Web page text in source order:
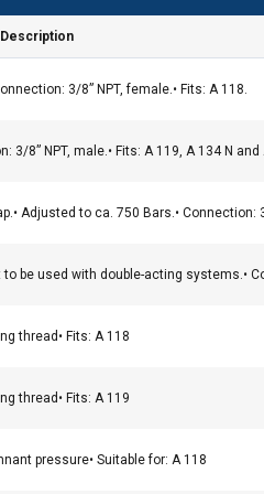
Description
3/8” NPT, female.• Fits: A 118.
3/8” NPT, male.• Fits: A 119, A 134 N and
Adjusted to ca. 750 Bars.• Connection:
be used with double-acting systems.•
thread• Fits: A 118
thread• Fits: A 119
pressure• Suitable for: A 118
naszym partnerom